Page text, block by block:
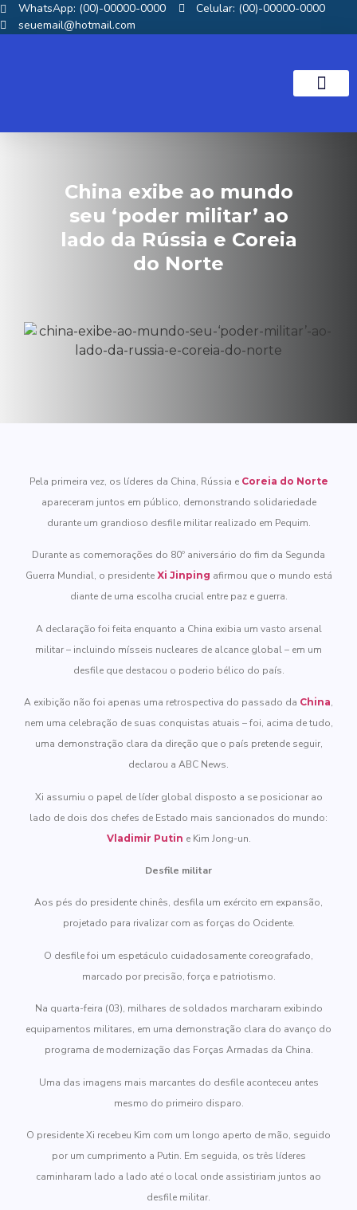
WhatsApp: (00)-00000-0000
Celular: (00)-00000-0000
seuemail@hotmail.com
China exibe ao mundo
seu ‘poder militar’ ao
lado da Rússia e Coreia
do Norte
Pela primeira vez, os líderes da China, Rússia e Coreia do Norte
apareceram juntos em público, demonstrando solidariedade
durante um grandioso desfile militar realizado em Pequim.
Durante as comemorações do 80º aniversário do fim da Segunda
Guerra Mundial, o presidente Xi Jinping afirmou que o mundo está
diante de uma escolha crucial entre paz e guerra.
A declaração foi feita enquanto a China exibia um vasto arsenal
militar – incluindo mísseis nucleares de alcance global – em um
desfile que destacou o poderio bélico do país.
A exibição não foi apenas uma retrospectiva do passado da China,
nem uma celebração de suas conquistas atuais – foi, acima de tudo,
uma demonstração clara da direção que o país pretende seguir,
declarou a ABC News.
Xi assumiu o papel de líder global disposto a se posicionar ao
lado de dois dos chefes de Estado mais sancionados do mundo:
Vladimir Putin e Kim Jong-un.
Desfile militar
Aos pés do presidente chinês, desfila um exército em expansão,
projetado para rivalizar com as forças do Ocidente.
O desfile foi um espetáculo cuidadosamente coreografado,
marcado por precisão, força e patriotismo.
Na quarta-feira (03), milhares de soldados marcharam exibindo
equipamentos militares, em uma demonstração clara do avanço do
programa de modernização das Forças Armadas da China.
Uma das imagens mais marcantes do desfile aconteceu antes
mesmo do primeiro disparo.
O presidente Xi recebeu Kim com um longo aperto de mão, seguido
por um cumprimento a Putin. Em seguida, os três líderes
caminharam lado a lado até o local onde assistiriam juntos ao
desfile militar.